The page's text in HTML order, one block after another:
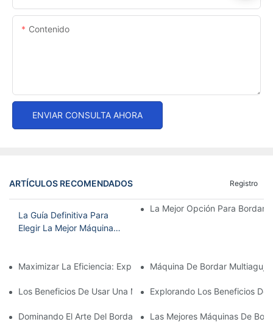
Contenido
ENVIAR CONSULTA AHORA
ARTÍCULOS RECOMENDADOS Registro
La Guía Definitiva Para
Elegir La Mejor Máquina
La Mejor Opción Para Bordar
Maximizar La Eficiencia: Explicación De La Máquina De Bordar
Máquina De Bordar
Los Beneficios De Usar Una Máquina De Bordar De Una Sola
Explorando Los Beneficios
Dominando El Arte Del Bordado Con Aguja: Guía Para Elegir La
Las Mejores Máquinas De